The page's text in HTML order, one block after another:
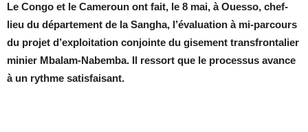
Le Congo et le Cameroun ont fait, le 8 mai, à Ouesso, chef-
lieu du département de la Sangha, l’évaluation à mi-parcours
du projet d’exploitation conjointe du gisement transfrontalier
minier Mbalam-Nabemba. Il ressort que le processus avance
à un rythme satisfaisant.